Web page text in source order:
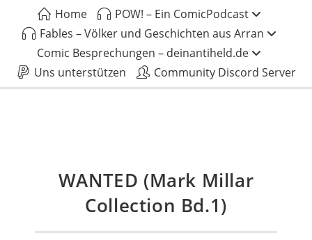
Home
POW! – Ein ComicPodcast
Fables – Völker und Geschichten aus Arran
Comic Besprechungen – deinantiheld.de
Uns unterstützen
Community Discord Server
WANTED (Mark Millar
Collection Bd.1)